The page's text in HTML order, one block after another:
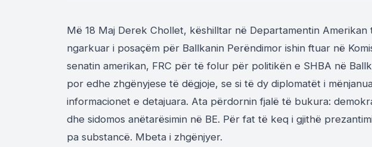
Më 18 Maj Derek Chollet, këshilltar në Departamentin
ngarkuar i posaçëm për Ballkanin Perëndimor ishin ftuar në
senatin amerikan, FRC për të folur për politikën e SHBA në
por edhe zhgënyjese të dëgjoje, se si të dy diplomatët i
informacionet e detajuara. Ata përdornin fjalë të bukura:
dhe sidomos anëtarësimin në BE. Për fat të keq i gjithë
pa substancë. Mbeta i zhgënjyer.